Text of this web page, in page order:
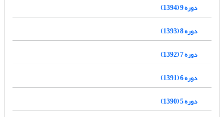
دوره 9 (1394)
دوره 8 (1393)
دوره 7 (1392)
دوره 6 (1391)
دوره 5 (1390)